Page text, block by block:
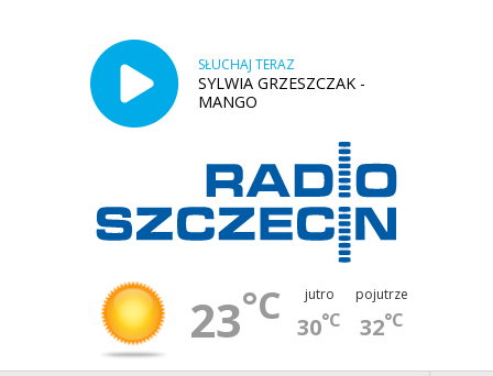
SŁUCHAJ TERAZ
SYLWIA GRZESZCZAK -
MANGO
23°C jutro
30°C
pojutrze
32°C